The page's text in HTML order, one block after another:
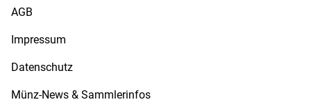
AGB
Impressum
Datenschutz
Münz-News & Sammlerinfos